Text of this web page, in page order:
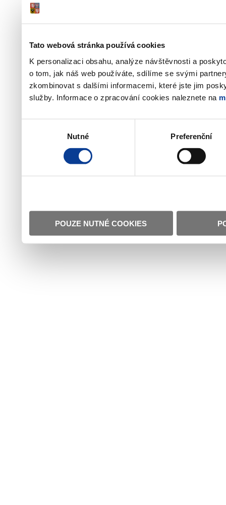
Tato webová stránka používá cookies
K personalizaci obsahu, analýze návštěvnosti a
o tom, jak náš web používáte, sdílíme se svými
zkombinovat s dalšími informacemi, které jste jim
služby. Informace o zpracování cookies naleznete na
Nutné Preferenční
POUZE NUTNÉ COOKIES